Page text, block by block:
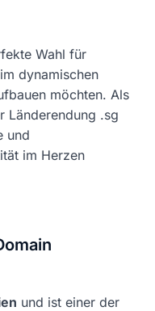
Wahl für
dynamischen
möchten. Als
Länderendung .sg
und
im Herzen
und ist einer der